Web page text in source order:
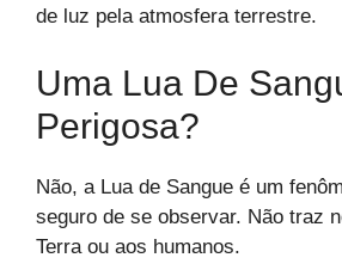
de luz pela atmosfera terrestre.
Uma Lua De
Perigosa?
Não, a Lua de Sangue é um
seguro de se observar. Não traz
Terra ou aos humanos.